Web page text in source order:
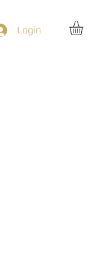
Login